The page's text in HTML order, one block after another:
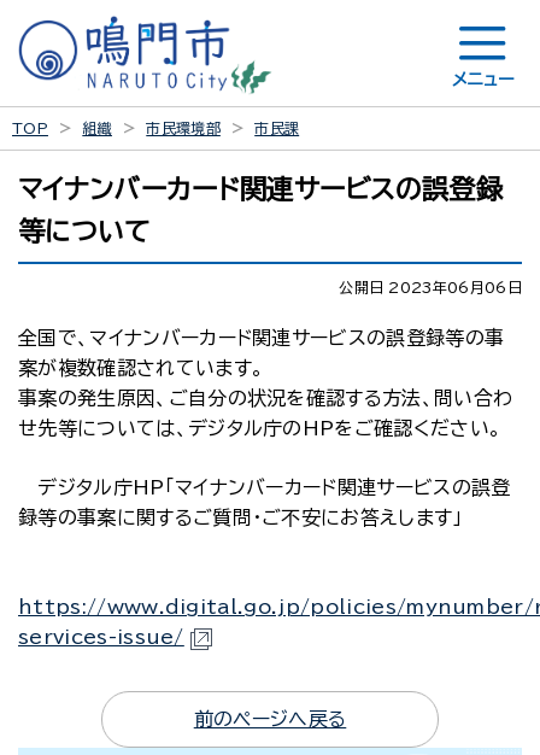
メニュー
TOP 組織 市民環境部 市民課
マイナンバーカード関連サービスの誤登録
等について
公開日 2023年06月06日
全国で、マイナンバーカード関連サービスの誤登録等の事
案が複数確認されています。
事案の発生原因、ご自分の状況を確認する方法、問い合わ
せ先等については、デジタル庁のHPをご確認ください。
デジタル庁HP「マイナンバーカード関連サービスの誤登
録等の事案に関するご質問・ご不安にお答えします」
https://www.digital.go.jp/policies/
services-issue/
前のページへ戻る